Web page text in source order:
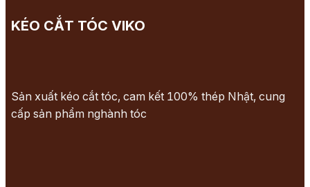
KÉO CẮT TÓC VIKO
Sản xuất kéo cắt tóc, cam kết 100% thép Nhật, cung
cấp sản phẩm nghành tóc